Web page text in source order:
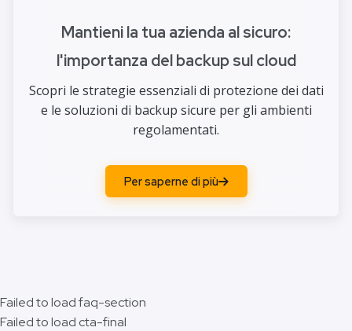
Mantieni la tua azienda al sicuro:
l'importanza del backup sul cloud
Scopri le strategie essenziali di protezione dei dati
e le soluzioni di backup sicure per gli ambienti
regolamentati.
Per saperne di più
Failed to load faq-section
Failed to load cta-final